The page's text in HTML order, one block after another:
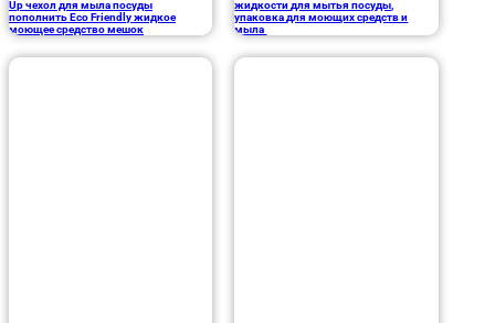
Up чехол для мыла посуды
пополнить Eco Friendly жидкое
моющее средство мешок
жидкости для мытья посуды,
упаковка для моющих средств и
мыла